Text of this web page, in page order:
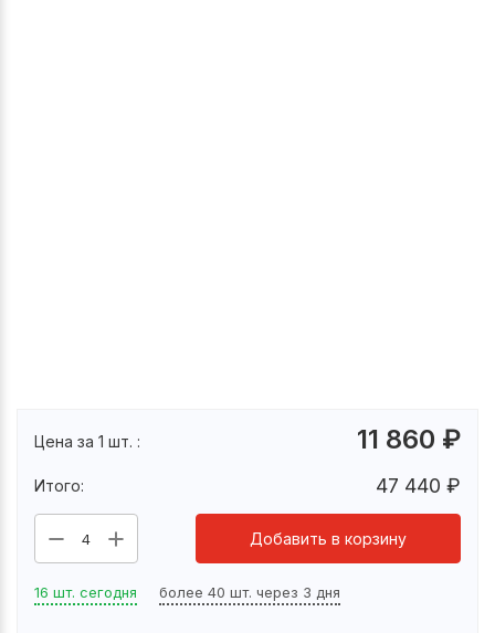
Цена за 1 шт. : 11 860 ₽
Итого: 47 440 ₽
4 Добавить в корзину
16 шт. сегодня более 40 шт. через 3 дня